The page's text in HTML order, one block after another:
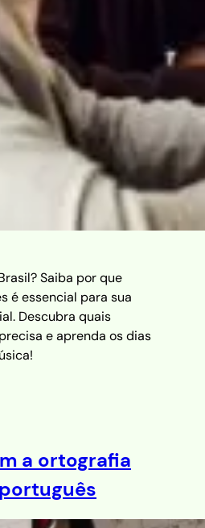
Saiba por que
é essencial para sua
Descubra quais
e aprenda os dias
a ortografia